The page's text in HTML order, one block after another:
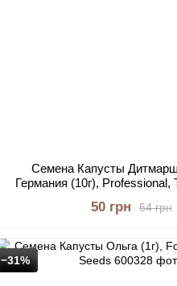
Семена Капусты
Германия (10г), Professional,
54 грн
50 грн
−31%